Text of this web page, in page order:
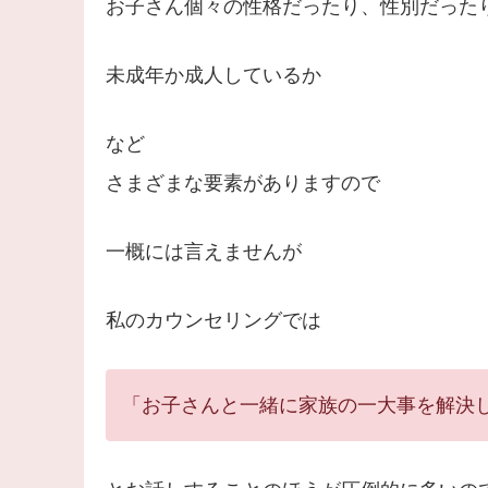
お子さん個々の性格だったり、性別だった
未成年か成人しているか
など
さまざまな要素がありますので
一概には言えませんが
私のカウンセリングでは
「お子さんと一緒に家族の一大事を解決